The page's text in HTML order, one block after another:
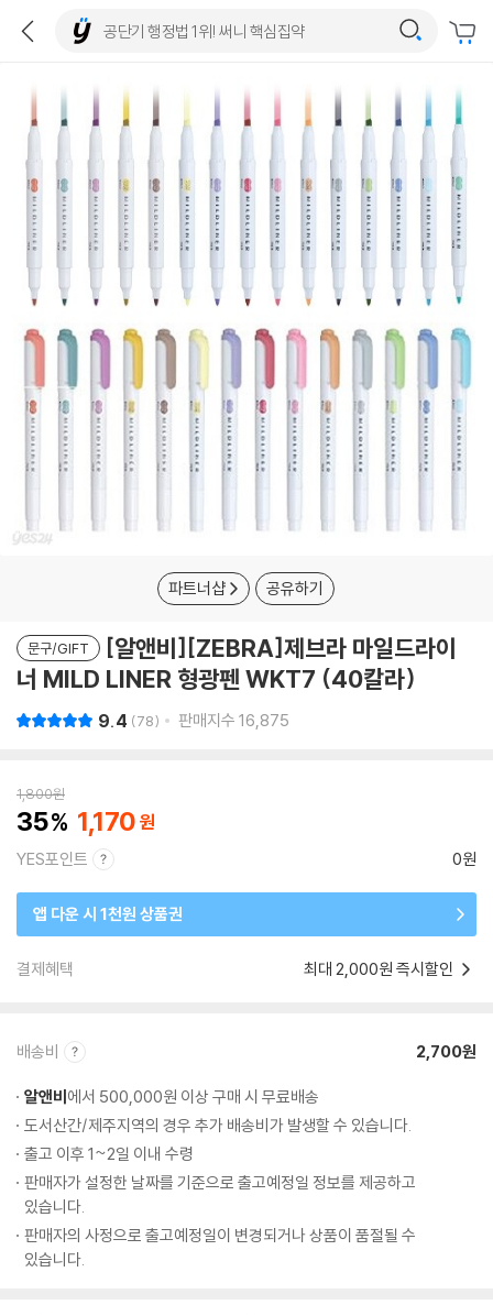
파트너샵 공유하기
문구/GIFT
[알앤비][ZEBRA]제브라 마일드라이
너 MILD LINER 형광펜 WKT7 (40칼라)
9.4 78 판매지수 16,875
1,800원
35 1,170
YES포인트 0원
앱 다운 시 1천원 상품권
결제혜택 최대 2,000원 즉시할인
배송비 2,700원
알앤비에서 500,000원 이상 구매 시 무료배송
도서산간/제주지역의 경우 추가 배송비가 발생할 수 있습니다.
출고 이후 1~2일 이내 수령
판매자가 설정한 날짜를 기준으로 출고예정일 정보를 제공하고
있습니다.
판매자의 사정으로 출고예정일이 변경되거나 상품이 품절될 수
있습니다.